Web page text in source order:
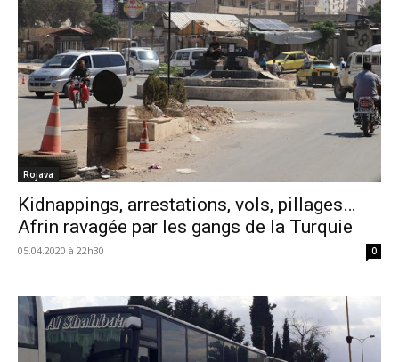
Rojava
Kidnappings, arrestations, vols, pillages…
Afrin ravagée par les gangs de la Turquie
05.04.2020 à 22h30 0